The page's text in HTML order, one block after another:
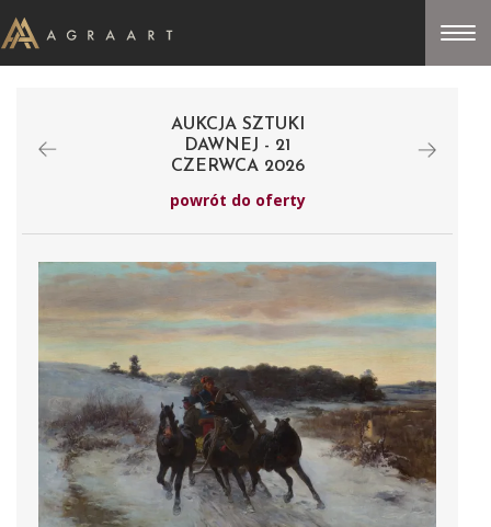
AUKCJA SZTUKI
DAWNEJ - 21
CZERWCA 2026
powrót do oferty